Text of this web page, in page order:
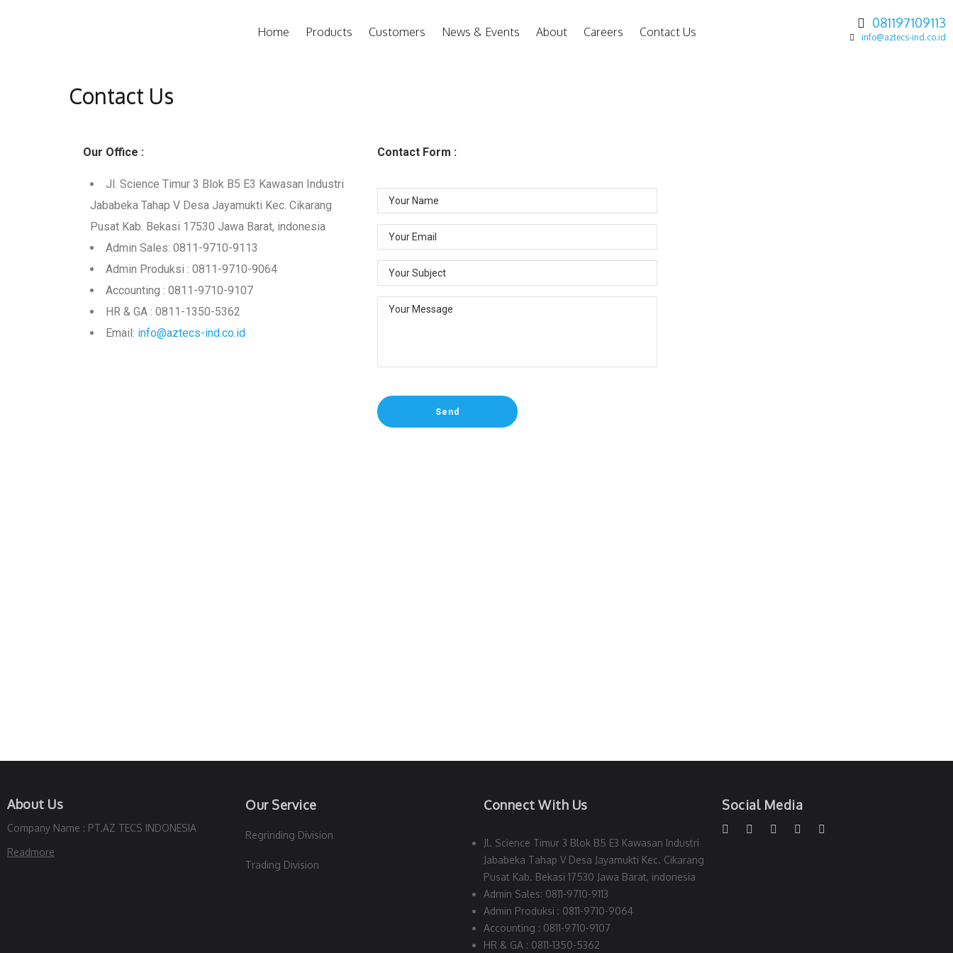
Home Products Customers News & Events About Careers Contact Us
081197109113
info@aztecs-ind.co.id
Contact Us
Our Office :
Jl. Science Timur 3 Blok B5 E3 Kawasan Industri
Jababeka Tahap V Desa Jayamukti Kec. Cikarang
Pusat Kab. Bekasi 17530 Jawa Barat, indonesia
Admin Sales: 0811-9710-9113
Admin Produksi : 0811-9710-9064
Accounting : 0811-9710-9107
HR & GA : 0811-1350-5362
Email: info@aztecs-ind.co.id
Contact Form :
About Us
Company Name : PT.AZ TECS INDONESIA
Readmore
Our Service
Regrinding Division
Trading Division
Connect With Us
Jl. Science Timur 3 Blok B5 E3 Kawasan Industri
Jababeka Tahap V Desa Jayamukti Kec. Cikarang
Pusat Kab. Bekasi 17530 Jawa Barat, indonesia
Admin Sales: 0811-9710-9113
Admin Produksi : 0811-9710-9064
Accounting : 0811-9710-9107
HR & GA : 0811-1350-5362
Social Media